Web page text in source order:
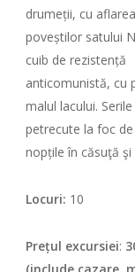
drumeții, cu aflarea
poveștilor satului
cuib de rezistență
anticomunistă, cu
malul lacului.
petrecute la foc
nopțile în căsuţă şi
Locuri: 10
Prețul excursiei: